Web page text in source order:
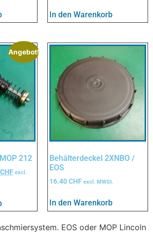
In den Warenkorb
Angebot!
212
CHF excl.
Behälterdeckel 2XNBO /
EOS
16.40CHF excl. MWSt.
In den Warenkorb
EOS oder MOP Lincoln